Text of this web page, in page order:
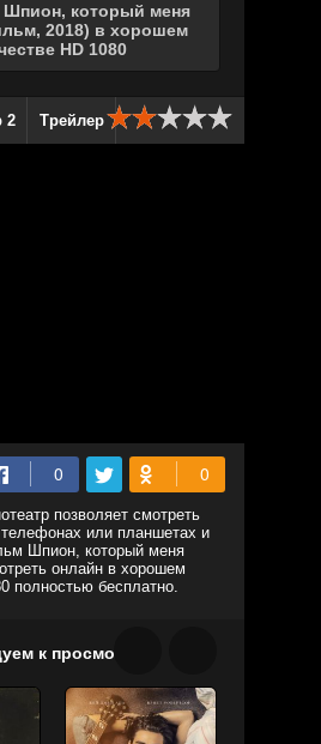
Шпион, который меня
2018) в хорошем
HD 1080
2 Трейлер
позволяет смотреть
или планшетах и
Шпион, который меня
онлайн в хорошем
полностью бесплатно.
к просмотру: